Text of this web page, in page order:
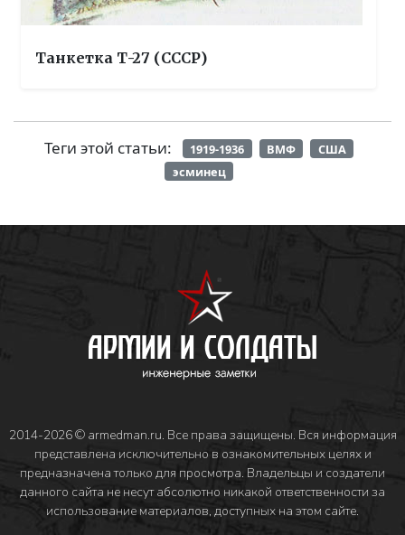
Танкетка Т-27 (СССР)
Теги этой статьи: 1919-1936 ВМФ
США
эсминец
2014-2026 © armedman.ru. Все права защищены. Вся информация
представлена исключительно в ознакомительных целях и
предназначена только для просмотра. Владельцы и создатели
данного сайта не несут абсолютно никакой ответственности за
использование материалов, доступных на этом сайте.